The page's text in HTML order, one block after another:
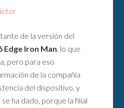
de la versión del
Edge Iron Man, lo que
pero para eso
de la compañía
del dispositivo, y
ha dado, porque la filial